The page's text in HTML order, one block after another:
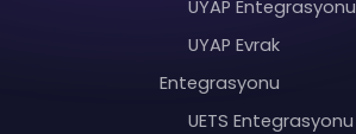
UYAP Entegrasyonu
UYAP Evrak
Entegrasyonu
UETS Entegrasyonu